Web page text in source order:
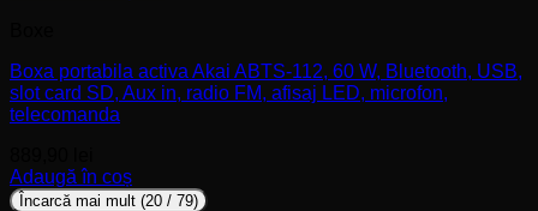
Boxa portabila activa Akai ABTS-112, 60 W, Bluetooth, USB,
slot card SD, Aux in, radio FM, afisaj LED, microfon,
telecomanda
Adaugă în coș
Încarcă mai mult (20 / 79)